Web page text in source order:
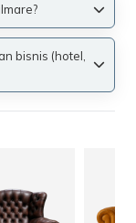
bisnis (hotel,